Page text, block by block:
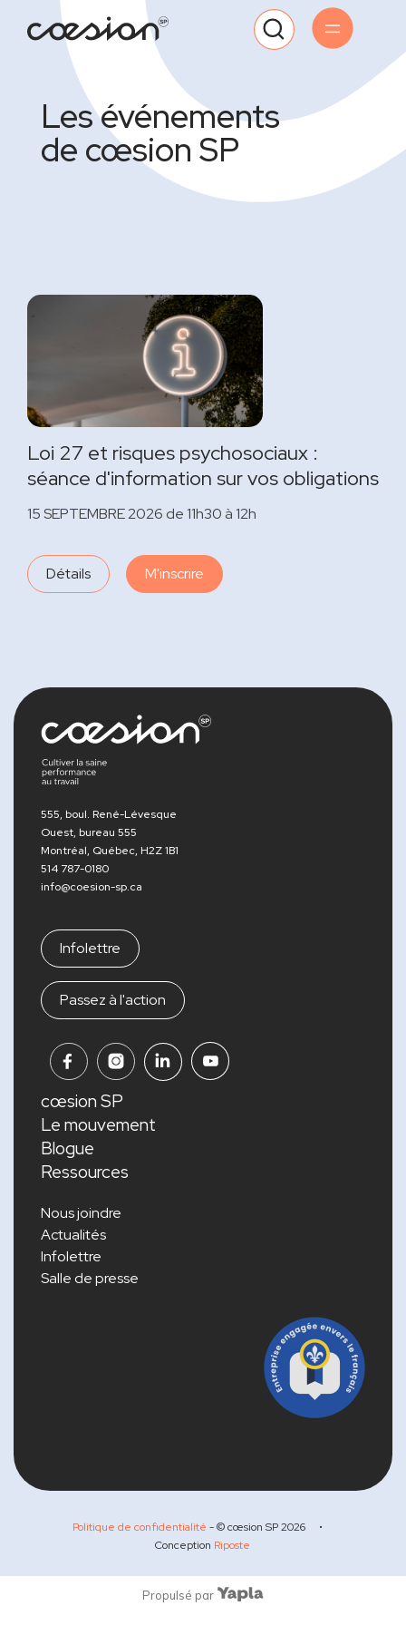
Les événements
de cœsion SP
Loi 27 et risques psychosociaux :
séance d'information sur vos obligations
15 SEPTEMBRE 2026 de 11h30 à 12h
Détails M'inscrire
Infolettre
Passez à l'action
555, boul. René-Lévesque
Ouest, bureau 555
Montréal, Québec, H2Z 1B1
514 787-0180
info@coesion-sp.ca
cœsion SP
Le mouvement
Blogue
Ressources
Nous joindre
Actualités
Infolettre
Salle de presse
Politique de confidentialité - © cœsion SP2026•
Conception Riposte
Propulsé par